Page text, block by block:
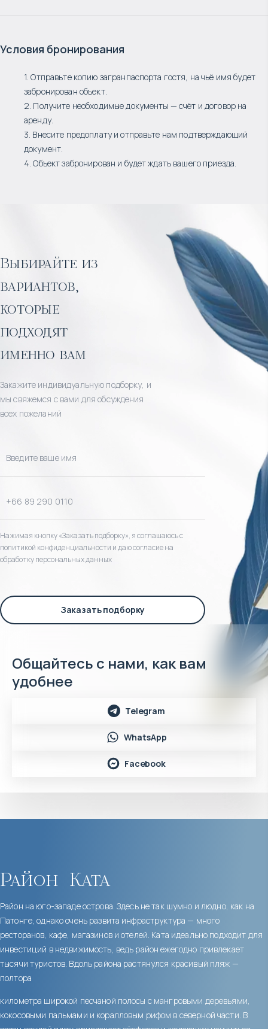
Условия бронирования
1. Отправьте копию загранпаспорта гостя, на чьё имя будет
забронирован объект.
2. Получите необходимые документы — счёт и договор на
аренду.
3. Внесите предоплату и отправьте нам подтверждающий
документ.
4. Объект забронирован и будет ждать вашего приезда.
Выбирайте из
вариантов,
которые
подходят
именно вам
Закажите индивидуальную подборку, и
мы свяжемся с вами для обсуждения
всех пожеланий
Нажимая кнопку «Заказать подборку», я соглашаюсь с
политикой конфиденциальности и даю согласие на
обработку персональных данных
Заказать подборку
Общайтесь с нами, как вам
удобнее
Telegram
WhatsApp
Facebook
Район Ката
Район на юго-западе острова. Здесь не так шумно и людно, как на
Патонге, однако очень развита инфраструктура — много
ресторанов, кафе, магазинов и отелей. Ката идеально подходит для
инвестиций в недвижимость, ведь район ежегодно привлекает
тысячи туристов. Вдоль района растянулся красивый пляж —
полтора
километра широкой песчаной полосы с мангровыми деревьями,
кокосовыми пальмами и коралловым рифом в северной части. В